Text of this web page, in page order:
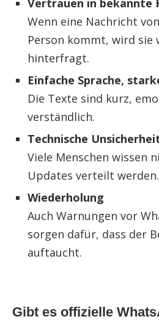
Vertrauen in bekannte
Wenn eine Nachricht
Person kommt, wird sie
hinterfragt.
Einfache Sprache,
Die Texte sind kurz,
verständlich.
Technische
Viele Menschen wissen
Updates verteilt werden.
Wiederholung
Auch Warnungen vor
sorgen dafür, dass der
auftaucht.
Gibt es offizielle